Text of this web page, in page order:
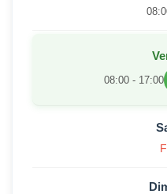
08:00 - 17:00